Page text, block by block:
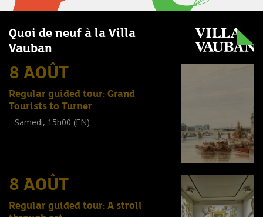
Quoi de neuf à la Villa
Vauban
8 AOÛT
Regular guided tour: Grand
Tourists to Turner
Samedi, 15h00 (EN)
8 AOÛT
Regular guided tour: A stroll